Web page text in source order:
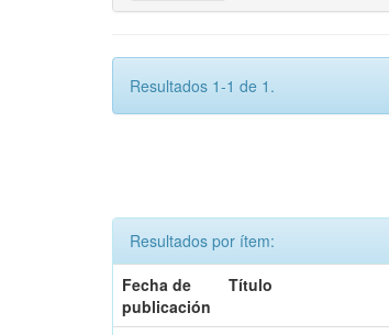
Resultados 1-1 de 1.
Resultados por ítem:
Fecha de
publicación
Título